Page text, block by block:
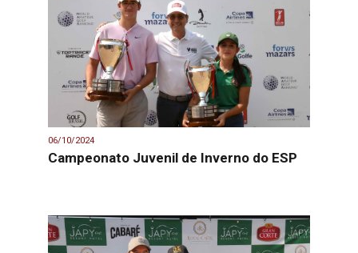
06/10/2024
Campeonato Juvenil de Inverno do ESP